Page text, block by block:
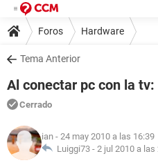
Foros Hardware
Tema Anterior
Al conectar pc con la
Cerrado
ian - 24 may 2010 a las 16:39
Luiggi73 - 2 jul 2010 a las